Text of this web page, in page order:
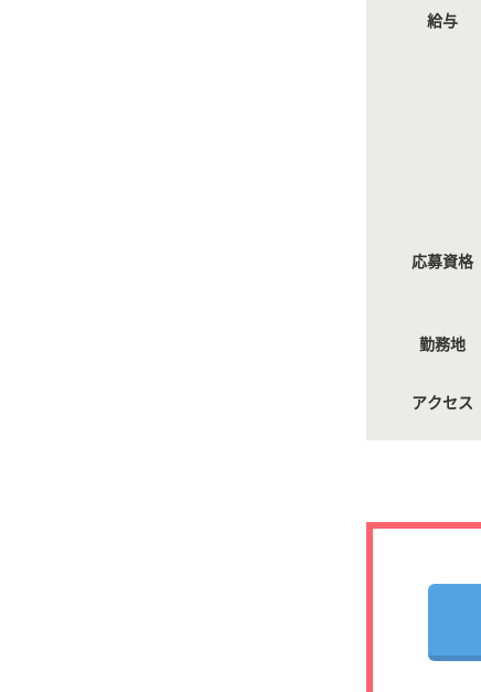
給与
応募資格
勤務地
アクセス